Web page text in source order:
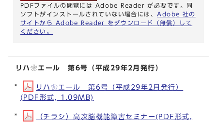
PDFファイルの閲覧には Adobe Reader が必要です。同
ソフトがインストールされていない場合には、 Adobe 社の
サイトから Adobe Reader をダウンロード（無償）して
ください。
リハ❀エール 第6号（平成29年2月発行）
リハ❀エール 第6号（平成29年2月発行）
(PDF形式, 1.09MB)
（チラシ）高次脳機能障害セミナー(PDF形式,